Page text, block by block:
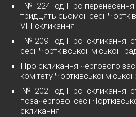
№ 224- од Про перенесення
тридцять сьомої сесії
VІІІ скликання
№ 209 - од Про скликання
сесії Чортківської міської
Про скликання чергового
комітету Чортківської
№ 202 - од Про скликання
позачергової сесії
скликання